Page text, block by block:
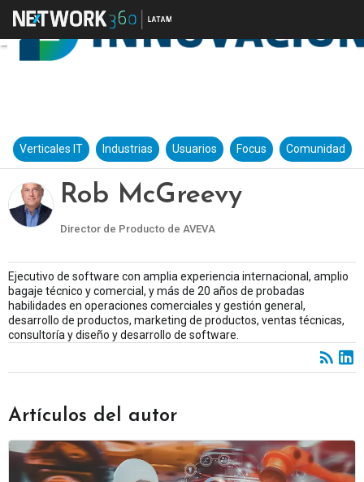
Verticales IT Industrias Usuarios Focus Comunidad
Rob McGreevy
Director de Producto de AVEVA
Ejecutivo de software con amplia experiencia internacional, amplio
bagaje técnico y comercial, y más de 20 años de probadas
habilidades en operaciones comerciales y gestión general,
desarrollo de productos, marketing de productos, ventas técnicas,
consultoría y diseño y desarrollo de software.
Artículos del autor